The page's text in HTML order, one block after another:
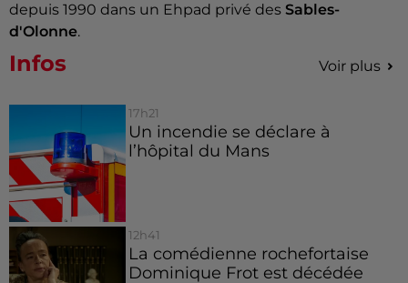
depuis 1990 dans un Ehpad privé des Sables-
d'Olonne.
Infos Voir plus
17h21
Un incendie se déclare à
l’hôpital du Mans
12h41
La comédienne rochefortaise
Dominique Frot est décédée